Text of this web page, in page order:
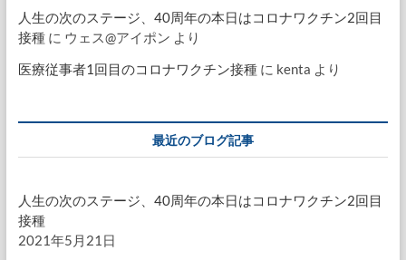
人生の次のステージ、40周年の本日はコロナワクチン2回目
接種に ウェス@アイポン より
医療従事者1回目のコロナワクチン接種に kenta より
最近のブログ記事
人生の次のステージ、40周年の本日はコロナワクチン2回目
接種
2021年5月21日